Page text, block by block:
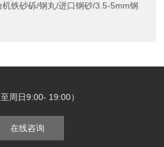
机铁砂砾/钢丸/进口钢砂/3.5-5mm钢
至周日9:00- 19:00）
在线咨询